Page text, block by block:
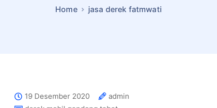
Home jasa derek fatmwati
19 Desember 2020
admin